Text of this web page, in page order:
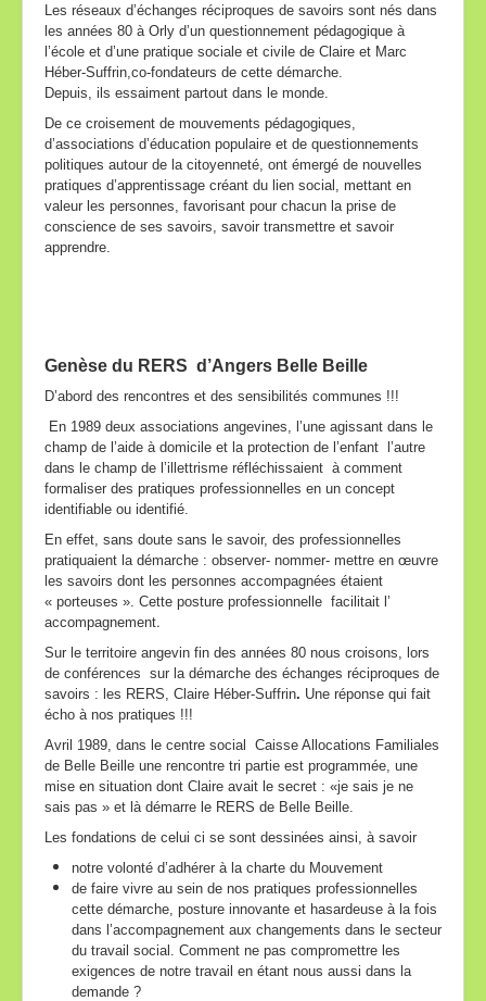
Inter-réseaux
Nos partenaires
Contact
Les réseaux d’échanges réciproques de savoirs sont nés dans
les années 80 à Orly d’un questionnement pédagogique à
l’école et d’une pratique sociale et civile de Claire et Marc
Héber-Suffrin,co-fondateurs de cette démarche.
Depuis, ils essaiment partout dans le monde.
De ce croisement de mouvements pédagogiques,
d’associations d’éducation populaire et de questionnements
politiques autour de la citoyenneté, ont émergé de nouvelles
pratiques d’apprentissage créant du lien social, mettant en
valeur les personnes, favorisant pour chacun la prise de
conscience de ses savoirs, savoir transmettre et savoir
apprendre.
Genèse du RERS d’Angers Belle Beille
D’abord des rencontres et des sensibilités communes !!!
En 1989 deux associations angevines, l’une agissant dans le
champ de l’aide à domicile et la protection de l’enfant l’autre
dans le champ de l’illettrisme réfléchissaient à comment
formaliser des pratiques professionnelles en un concept
identifiable ou identifié.
En effet, sans doute sans le savoir, des professionnelles
pratiquaient la démarche : observer- nommer- mettre en œuvre
les savoirs dont les personnes accompagnées étaient
« porteuses ». Cette posture professionnelle facilitait l’
accompagnement.
Sur le territoire angevin fin des années 80 nous croisons, lors
de conférences sur la démarche des échanges réciproques de
savoirs : les RERS, Claire Héber-Suffrin. Une réponse qui fait
écho à nos pratiques !!!
Avril 1989, dans le centre social Caisse Allocations Familiales
de Belle Beille une rencontre tri partie est programmée, une
mise en situation dont Claire avait le secret : «je sais je ne
sais pas » et là démarre le RERS de Belle Beille.
Les fondations de celui ci se sont dessinées ainsi, à savoir
notre volonté d’adhérer à la charte du Mouvement
de faire vivre au sein de nos pratiques professionnelles
cette démarche, posture innovante et hasardeuse à la fois
dans l’accompagnement aux changements dans le secteur
du travail social. Comment ne pas compromettre les
exigences de notre travail en étant nous aussi dans la
demande ?